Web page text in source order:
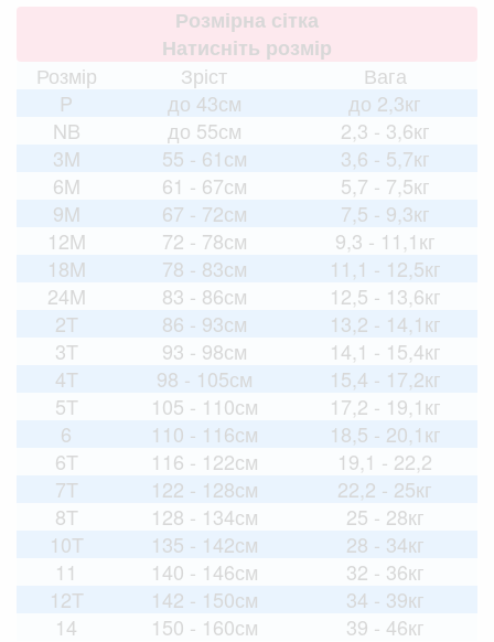
Розмірна сітка
Натисніть розмір
Розмір
Зріст
Вага
P
до 43см
до 2,3кг
NB
до 55см
2,3 - 3,6кг
3M
55 - 61см
3,6 - 5,7кг
6M
61 - 67см
5,7 - 7,5кг
9M
67 - 72см
7,5 - 9,3кг
12M
72 - 78см
9,3 - 11,1кг
18M
78 - 83см
11,1 - 12,5кг
24M
83 - 86см
12,5 - 13,6кг
2T
86 - 93см
13,2 - 14,1кг
3T
93 - 98см
14,1 - 15,4кг
4T
98 - 105см
15,4 - 17,2кг
5T
105 - 110см
17,2 - 19,1кг
6
110 - 116см
18,5 - 20,1кг
6T
116 - 122см
19,1 - 22,2
7T
122 - 128см
22,2 - 25кг
8T
128 - 134см
25 - 28кг
10T
135 - 142см
28 - 34кг
11
140 - 146см
32 - 36кг
12T
142 - 150см
34 - 39кг
14
150 - 160см 39 - 46кг